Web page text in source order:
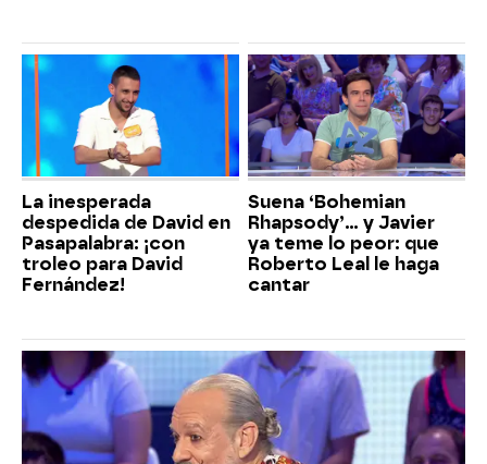
La inesperada
despedida de David en
Pasapalabra: ¡con
troleo para David
Fernández!
Suena ‘Bohemian
Rhapsody’... y Javier
ya teme lo peor: que
Roberto Leal le haga
cantar